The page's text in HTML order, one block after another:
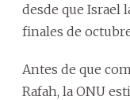
desde que Israel
finales de
Antes de que
Rafah, la ONU